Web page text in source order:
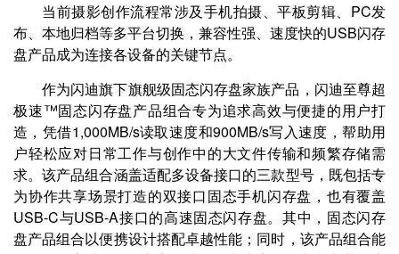
当前摄影创作流程常涉及手机拍摄、平板剪辑、PC发
布、本地归档等多平台切换，兼容性强、速度快的USB闪存
盘产品成为连接各设备的关键节点。
作为闪迪旗下旗舰级固态闪存盘家族产品，闪迪至尊超
极速™固态闪存盘产品组合专为追求高效与便捷的用户打
造，凭借1,000MB/s读取速度和900MB/s写入速度，帮助用
户轻松应对日常工作与创作中的大文件传输和频繁存储需
求。该产品组合涵盖适配多设备接口的三款型号，既包括专
为协作共享场景打造的双接口固态手机闪存盘，也有覆盖
USB-C与USB-A接口的高速固态闪存盘。其中，固态闪存
盘产品组合以便携设计搭配卓越性能；同时，该产品组合能